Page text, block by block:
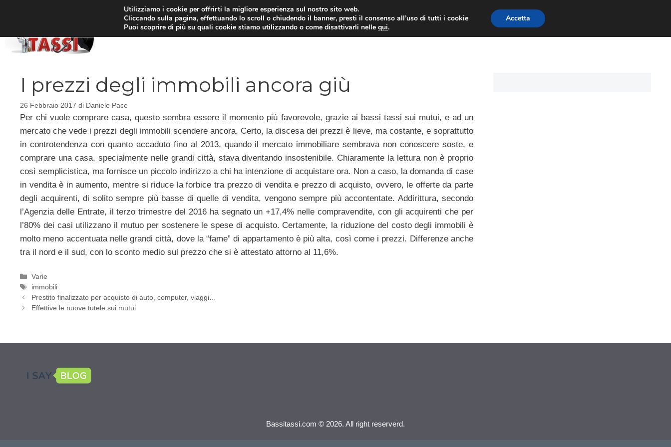
PRESTITI
I prezzi degli immobili ancora giù
26 Febbraio 2017 di Daniele Pace
Per chi vuole comprare casa, questo sembra essere il momento più favorevole, grazie ai bassi tassi sui mutui, e ad un
mercato che vede i prezzi degli immobili scendere ancora. Certo, la discesa dei prezzi è lieve, ma costante, e soprattutto
in controtendenza con quanto accaduto fino al 2013, quando il mercato immobiliare sembrava non conoscere soste, e
comprare una casa, specialmente nelle grandi città, stava diventando insostenibile. Chiaramente la lettura non è proprio
così semplicistica, ma fornisce un piccolo indirizzo a chi ha intenzione di acquistare ora. Non a caso, la domanda di case
in vendita è in aumento, mentre si riduce la forbice tra prezzo di vendita e prezzo di acquisto, ovvero, le offerte da parte
degli acquirenti, di solito sempre più basse di quelle di vendita, vengono sempre più accontentate. Addirittura, secondo
l’Agenzia delle Entrate, il terzo trimestre del 2016 ha segnato un +17,4% nelle compravendite, con gli acquirenti che per
l’80% dei casi utilizzano il mutuo per sostenere le spese di acquisto. Certamente, la riduzione del costo degli immobili è
molto meno accentuata nelle grandi città, dove la “fame” di appartamento è più alta, così come i prezzi. Differenze anche
tra il nord e il sud, con lo sconto medio sul prezzo che si è attestato attorno al 11,6%.
Categorie
Varie
Tag
immobili
Prestito finalizzato per acquisto di auto, computer, viaggi…
Effettive le nuove tutele sui mutui
Bassitassi.com © 2026. All right reserverd.
Utilizziamo i cookie per offrirti la migliore esperienza sul nostro sito web.
Cliccando sulla pagina, effettuando lo scroll o chiudendo il banner, presti il consenso all’uso di tutti i cookie
Puoi scoprire di più su quali cookie stiamo utilizzando o come disattivarli nellequi.
Accetta